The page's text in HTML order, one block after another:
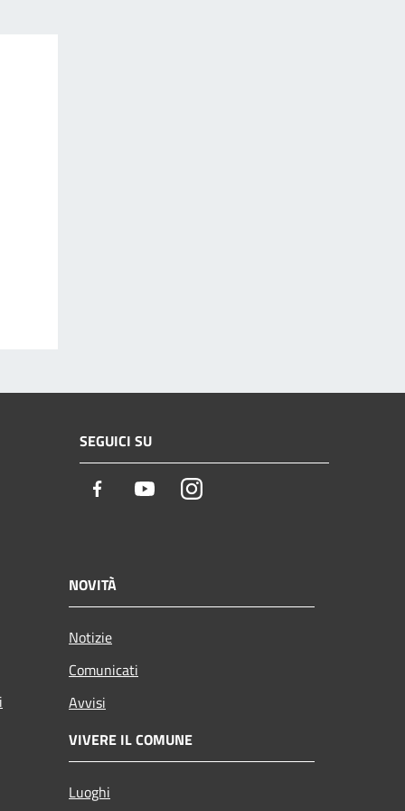
SEGUICI SU
Facebook YoutubeInstagram
NOVITÀ
Notizie
Comunicati
Avvisi
VIVERE IL COMUNE
Luoghi